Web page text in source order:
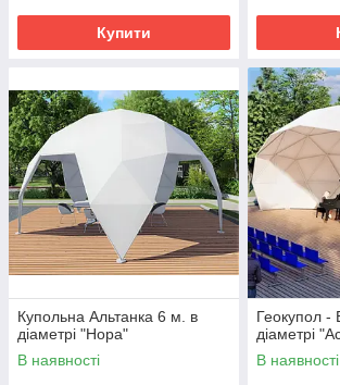
Купити
Купольна Альтанка 6 м. в
діаметрі "Нора"
В наявності
Геокупол -
діаметрі
В наявності